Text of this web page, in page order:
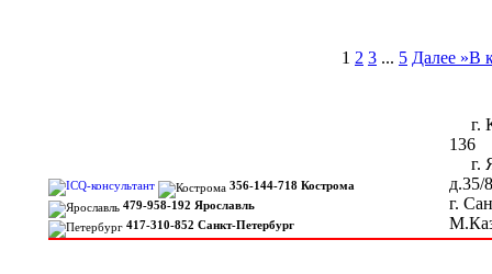
1 2 3 ... 5 Далее »В
356-144-718 Кострома
479-958-192 Ярославль
417-310-852 Санкт-Петербург
г.
136
г.
д.35/
г.